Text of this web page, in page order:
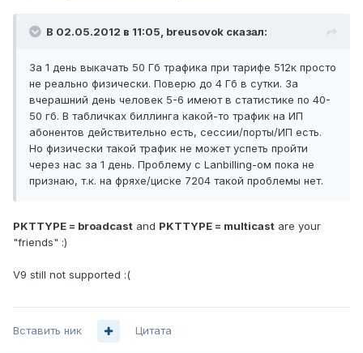
В 02.05.2012 в 11:05, breusovok сказал:
За 1 день выкачать 50 Гб трафика при тарифе 512к просто
не реально физически. Поверю до 4 Гб в сутки. За
вчерашний день человек 5-6 имеют в статистике по 40-
50 гб. В табличках биллинга какой-то трафик на ИП
абонентов действительно есть, сессии/порты/ИП есть.
Но физически такой трафик не может успеть пройти
через нас за 1 день. Проблему c Lanbilling-ом пока не
признаю, т.к. на фряхе/циске 7204 такой проблемы нет.
PKTTYPE = broadcast and PKTTYPE = multicast are your
"friends" :)
V9 still not supported :(
Вставить ник Цитата